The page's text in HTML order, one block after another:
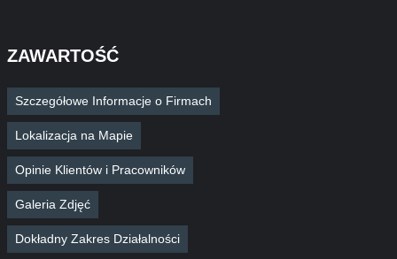
ZAWARTOŚĆ
Szczegółowe Informacje o Firmach
Lokalizacja na Mapie
Opinie Klientów i Pracowników
Galeria Zdjęć
Dokładny Zakres Działalności